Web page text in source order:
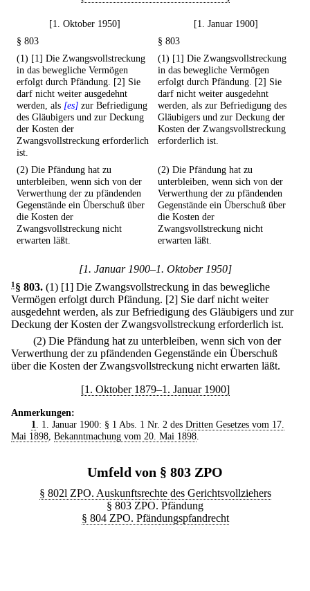
[1. Oktober 1950]
[1. Januar 1900]
§ 803
§ 803
(1) [1] Die Zwangsvollstreckung
in das bewegliche Vermögen
erfolgt durch Pfändung. [2] Sie
darf nicht weiter ausgedehnt
werden, als [es] zur Befriedigung
des Gläubigers und zur Deckung
der Kosten der
Zwangsvollstreckung erforderlich
ist.
(1) [1] Die Zwangsvollstreckung
in das bewegliche Vermögen
erfolgt durch Pfändung. [2] Sie
darf nicht weiter ausgedehnt
werden, als zur Befriedigung des
Gläubigers und zur Deckung der
Kosten der Zwangsvollstreckung
erforderlich ist.
(2) Die Pfändung hat zu
unterbleiben, wenn sich von der
Verwerthung der zu pfändenden
Gegenstände ein Überschuß über
die Kosten der
Zwangsvollstreckung nicht
erwarten läßt.
(2) Die Pfändung hat zu
unterbleiben, wenn sich von der
Verwerthung der zu pfändenden
Gegenstände ein Überschuß über
die Kosten der
Zwangsvollstreckung nicht
erwarten läßt.
[1. Januar 1900–1. Oktober 1950]
1§ 803. (1) [1] Die Zwangsvollstreckung in das bewegliche
Vermögen erfolgt durch Pfändung. [2] Sie darf nicht weiter
ausgedehnt werden, als zur Befriedigung des Gläubigers und zur
Deckung der Kosten der Zwangsvollstreckung erforderlich ist.
(2) Die Pfändung hat zu unterbleiben, wenn sich von der
Verwerthung der zu pfändenden Gegenstände ein Überschuß
über die Kosten der Zwangsvollstreckung nicht erwarten läßt.
[1. Oktober 1879–1. Januar 1900]
Anmerkungen:
1
. 1. Januar 1900: § 1 Abs. 1 Nr. 2 des Dritten Gesetzes vom 17.
Mai 1898 Bekanntmachung vom 20. Mai 1898
Umfeld von § 803 ZPO
§ 802l ZPO. Auskunftsrechte des Gerichtsvollziehers
§ 803 ZPO. Pfändung
§ 804 ZPO. Pfändungspfandrecht